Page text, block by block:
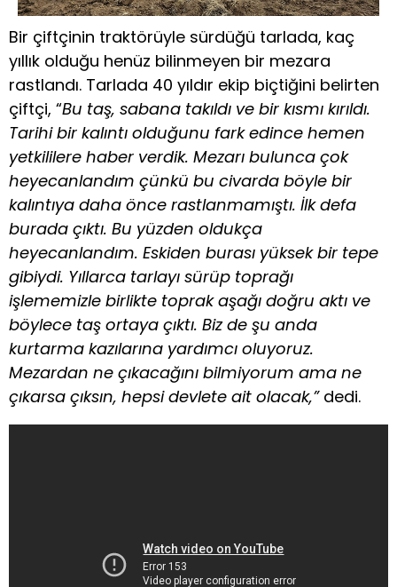
Bir çiftçinin traktörüyle sürdüğü tarlada, kaç
yıllık olduğu henüz bilinmeyen bir mezara
rastlandı. Tarlada 40 yıldır ekip biçtiğini belirten
çiftçi, “Bu taş, sabana takıldı ve bir kısmı kırıldı.
Tarihi bir kalıntı olduğunu fark edince hemen
yetkililere haber verdik. Mezarı bulunca çok
heyecanlandım çünkü bu civarda böyle bir
kalıntıya daha önce rastlanmamıştı. İlk defa
burada çıktı. Bu yüzden oldukça
heyecanlandım. Eskiden burası yüksek bir tepe
gibiydi. Yıllarca tarlayı sürüp toprağı
işlememizle birlikte toprak aşağı doğru aktı ve
böylece taş ortaya çıktı. Biz de şu anda
kurtarma kazılarına yardımcı oluyoruz.
Mezardan ne çıkacağını bilmiyorum ama ne
çıkarsa çıksın, hepsi devlete ait olacak,”dedi.